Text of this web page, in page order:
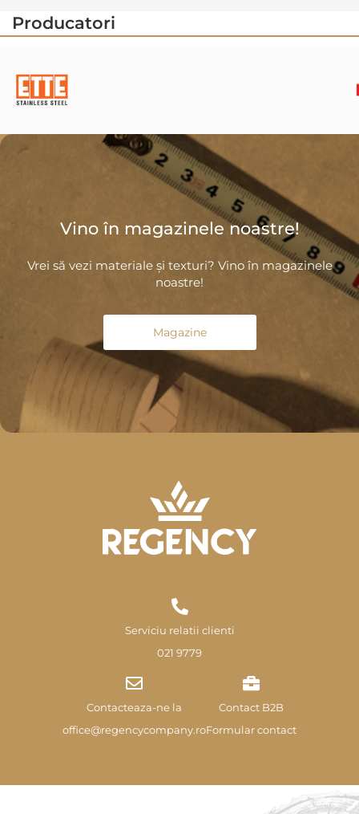
Producatori
Vino în magazinele noastre!
Vrei să vezi materiale și texturi? Vino în magazinele
noastre!
Magazine
Serviciu relatii clienti
021 9779
Contacteaza-ne la
office@regencycompany.ro
Contact B2B
Formular contact